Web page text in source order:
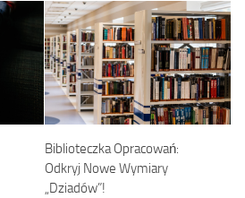
Biblioteczka Opracowań:
Odkryj Nowe Wymiary
„Dziadów”!